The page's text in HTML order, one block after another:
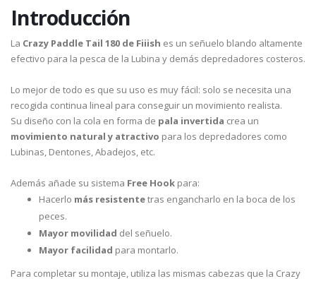
Introducción
La Crazy Paddle Tail 180 de Fiiish es un señuelo blando altamente
efectivo para la pesca de la Lubina y demás depredadores costeros.
Lo mejor de todo es que su uso es muy fácil: solo se necesita una
recogida continua lineal para conseguir un movimiento realista.
Su diseño con la cola en forma de pala invertida crea un
movimiento natural y atractivo para los depredadores como
Lubinas, Dentones, Abadejos, etc.
Además añade su sistema Free Hook para:
Hacerlo más resistentetras engancharlo en la boca de los
peces.
Mayor movilidad del señuelo.
Mayor facilidad para montarlo.
Para completar su montaje, utiliza las mismas cabezas que la Crazy